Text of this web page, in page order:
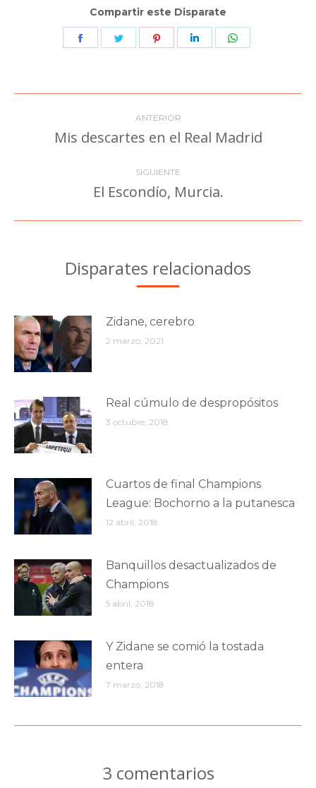
Compartir este Disparate
Share
Share
Share
Share
Navegación
entre
publicaciones
ANTERIOR
Publicación
Mis descartes en el Real Madrid
SIGUIENTE
Publicación
El Escondío, Murcia.
Disparates relacionados
Zidane, cerebro
2 marzo, 2021
Real cúmulo de despropósitos
3 octubre, 2018
Cuartos de final Champions
League: Bochorno a la putanesca
12 abril, 2018
Banquillos desactualizados de
Champions
5 abril, 2018
Y Zidane se comió la tostada
entera
7 marzo, 2018
3 comentarios